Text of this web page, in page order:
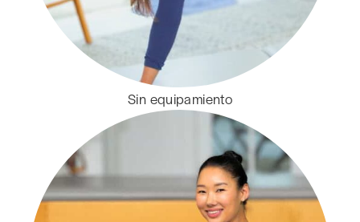
Sin equipamiento